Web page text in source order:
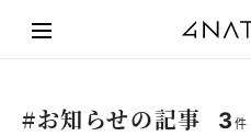
#お知らせの記事 3